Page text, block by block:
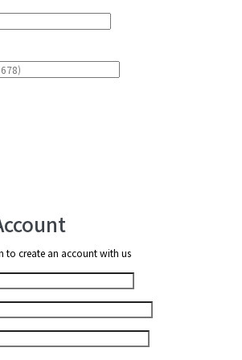
to create an account with us